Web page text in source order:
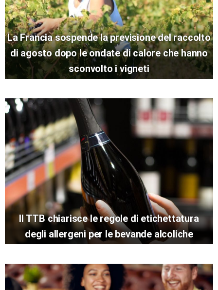
La Francia sospende la previsione del raccolto
di agosto dopo le ondate di calore che hanno
sconvolto i vigneti
Il TTB chiarisce le regole di etichettatura
degli allergeni per le bevande alcoliche